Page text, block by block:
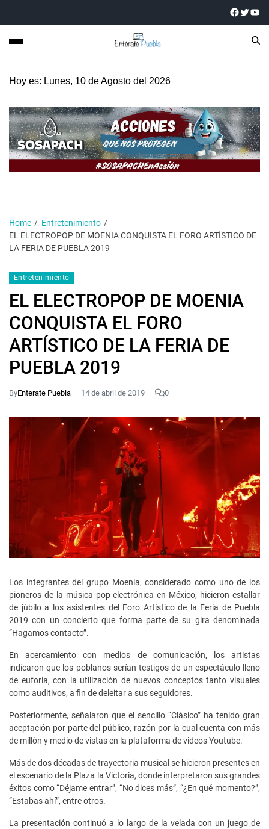
Hoy es: Lunes, 10 de Agosto del 2026
Home
Entretenimiento
EL ELECTROPOP DE MOENIA CONQUISTA EL FORO ARTÍSTICO DE
LA FERIA DE PUEBLA 2019
Entretenimiento
EL ELECTROPOP DE MOENIA
CONQUISTA EL FORO
ARTÍSTICO DE LA FERIA DE
PUEBLA 2019
ByEnterate Puebla 14 de abril de 2019 0
Los integrantes del grupo Moenia, considerado como uno de los
pioneros de la música pop electrónica en México, hicieron estallar
de júbilo a los asistentes del Foro Artístico de la Feria de Puebla
2019 con un concierto que forma parte de su gira denominada
“Hagamos contacto”.
En acercamiento con medios de comunicación, los artistas
indicaron que los poblanos serían testigos de un espectáculo lleno
de euforia, con la utilización de nuevos conceptos tanto visuales
como auditivos, a fin de deleitar a sus seguidores.
Posteriormente, señalaron que el sencillo “Clásico” ha tenido gran
aceptación por parte del público, razón por la cual cuenta con más
de millón y medio de vistas en la plataforma de videos Youtube.
Más de dos décadas de trayectoria musical se hicieron presentes en
el escenario de la Plaza la Victoria, donde interpretaron sus grandes
éxitos como “Déjame entrar”, “No dices más”, “¿En qué momento?”,
“Estabas ahí”, entre otros.
La presentación continuó a lo largo de la velada con un juego de